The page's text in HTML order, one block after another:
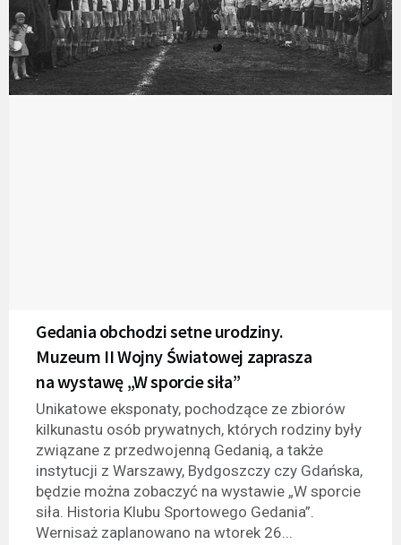
Gedania obchodzi setne urodziny.
Muzeum II Wojny Światowej zaprasza
na wystawę „W sporcie siła”
Unikatowe eksponaty, pochodzące ze zbiorów
kilkunastu osób prywatnych, których rodziny były
związane z przedwojenną Gedanią, a także
instytucji z Warszawy, Bydgoszczy czy Gdańska,
będzie można zobaczyć na wystawie „W sporcie
siła. Historia Klubu Sportowego Gedania”.
Wernisaż zaplanowano na wtorek 26...